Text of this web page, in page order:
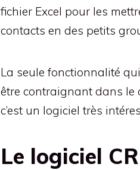
fichier Excel pour les
contacts en des petits
La seule fonctionnalité
être contraignant dans le
c’est un logiciel très
Le logiciel